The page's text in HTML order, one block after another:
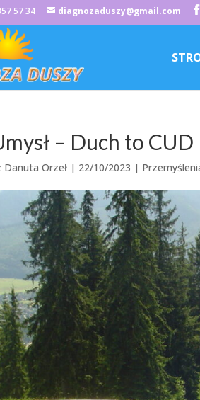
57 34 diagnozaduszy@gmail.com
– Duch to CUD
Danuta Orzeł | 22/10/2023 |